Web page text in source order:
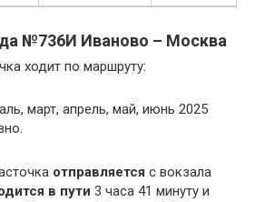
№736И Иваново – Москва
ходит по маршруту:
март, апрель, май, июнь 2025
отправляется с вокзала
в пути 3 часа 41 минуту и